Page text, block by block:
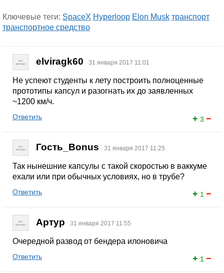
Ключевые теги: SpaceX Hyperloop Elon Musk транспорт
транспортное средство
elviragk60 31 января 2017 11:01
Не успеют студенты к лету построить полноценные
прототипы капсул и разогнать их до заявленных
~1200 км/ч.
+ 3 −
Ответить
Гость_Bonus 31 января 2017 11:25
Так нынешние капсулы с такой скоростью в ваккуме
ехали или при обычных условиях, но в трубе?
+ 1 −
Ответить
Артур 31 января 2017 11:55
Очередной развод от бендера илоновича
+ 1 −
Ответить